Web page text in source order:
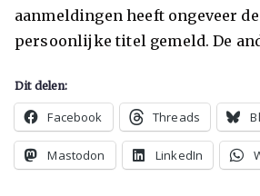
aanmeldingen heeft ongeveer
persoonlijke titel gemeld. De
Dit delen:
Facebook Threads
Mastodon LinkedIn